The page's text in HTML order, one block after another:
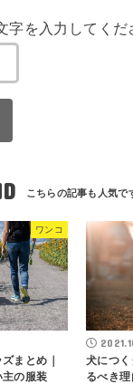
字を入力してくだ
ワンコ
まとめ｜
の服装
犬につ
るべき